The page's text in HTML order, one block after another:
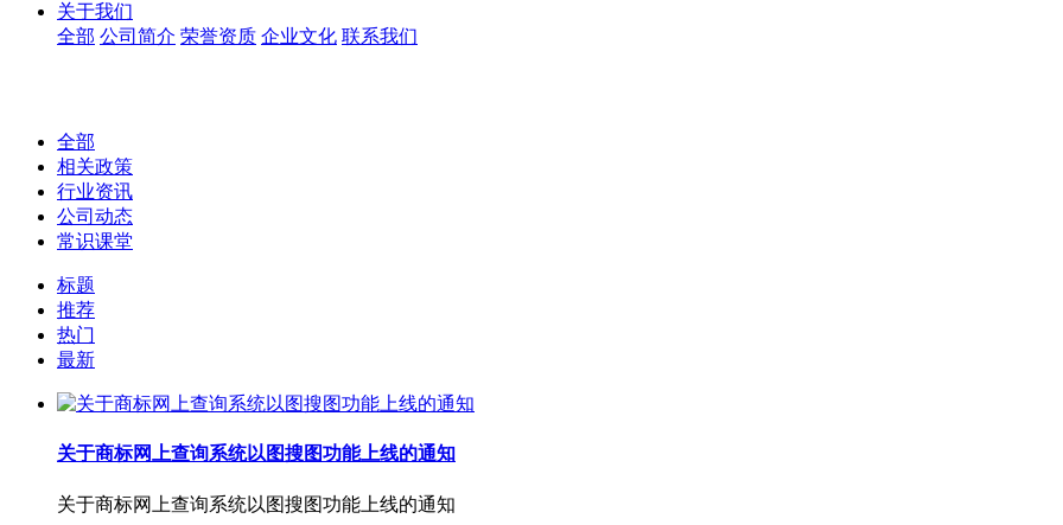
关于我们
全部 公司简介 荣誉资质 企业文化 联系我们
全部
相关政策
行业资讯
公司动态
常识课堂
标题
推荐
热门
最新
关于商标网上查询系统以图搜图功能上线的通知
关于商标网上查询系统以图搜图功能上线的通知